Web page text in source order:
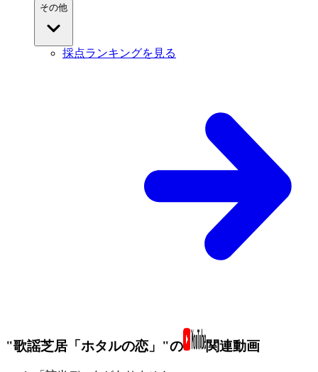
その他
採点ランキングを見る
"歌謡芝居「ホタルの恋」"の 関連動画